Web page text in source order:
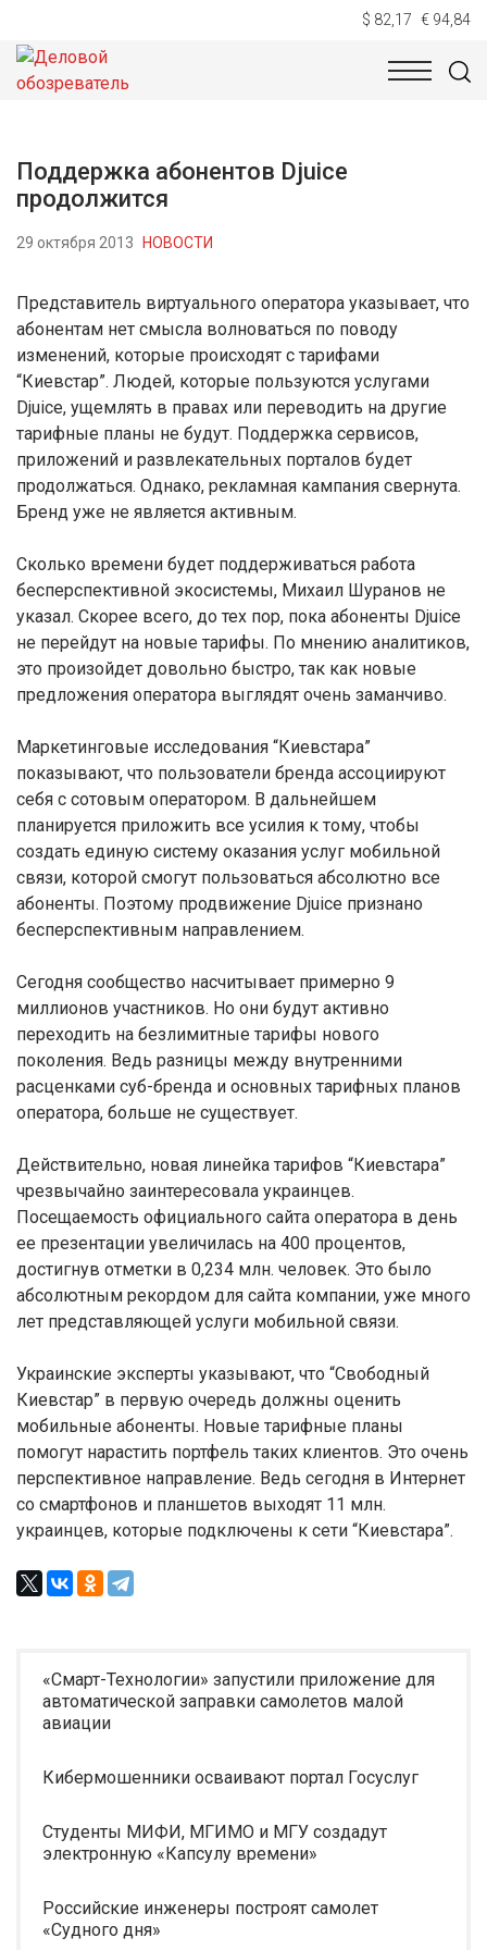
$ 82,17 € 94,84
НОВОСТИ
Поддержка абонентов Djuice
продолжится
29 октября 2013 НОВОСТИ
Представитель виртуального оператора указывает, что
абонентам нет смысла волноваться по поводу
изменений, которые происходят с тарифами
“Киевстар”. Людей, которые пользуются услугами
Djuice, ущемлять в правах или переводить на другие
тарифные планы не будут. Поддержка сервисов,
приложений и развлекательных порталов будет
продолжаться. Однако, рекламная кампания свернута.
Бренд уже не является активным.
Сколько времени будет поддерживаться работа
бесперспективной экосистемы, Михаил Шуранов не
указал. Скорее всего, до тех пор, пока абоненты Djuice
не перейдут на новые тарифы. По мнению аналитиков,
это произойдет довольно быстро, так как новые
предложения оператора выглядят очень заманчиво.
Маркетинговые исследования “Киевстара”
показывают, что пользователи бренда ассоциируют
себя с сотовым оператором. В дальнейшем
планируется приложить все усилия к тому, чтобы
создать единую систему оказания услуг мобильной
связи, которой смогут пользоваться абсолютно все
абоненты. Поэтому продвижение Djuice признано
бесперспективным направлением.
Сегодня сообщество насчитывает примерно 9
миллионов участников. Но они будут активно
переходить на безлимитные тарифы нового
поколения. Ведь разницы между внутренними
расценками суб-бренда и основных тарифных планов
оператора, больше не существует.
Действительно, новая линейка тарифов “Киевстара”
чрезвычайно заинтересовала украинцев.
Посещаемость официального сайта оператора в день
ее презентации увеличилась на 400 процентов,
достигнув отметки в 0,234 млн. человек. Это было
абсолютным рекордом для сайта компании, уже много
лет представляющей услуги мобильной связи.
Украинские эксперты указывают, что “Свободный
Киевстар” в первую очередь должны оценить
мобильные абоненты. Новые тарифные планы
помогут нарастить портфель таких клиентов. Это очень
перспективное направление. Ведь сегодня в Интернет
со смартфонов и планшетов выходят 11 млн.
украинцев, которые подключены к сети “Киевстара”.
«Смарт-Технологии» запустили приложение для
автоматической заправки самолетов малой
авиации
Кибермошенники осваивают портал Госуслуг
Студенты МИФИ, МГИМО и МГУ создадут
электронную «Капсулу времени»
Российские инженеры построят самолет
«Судного дня»